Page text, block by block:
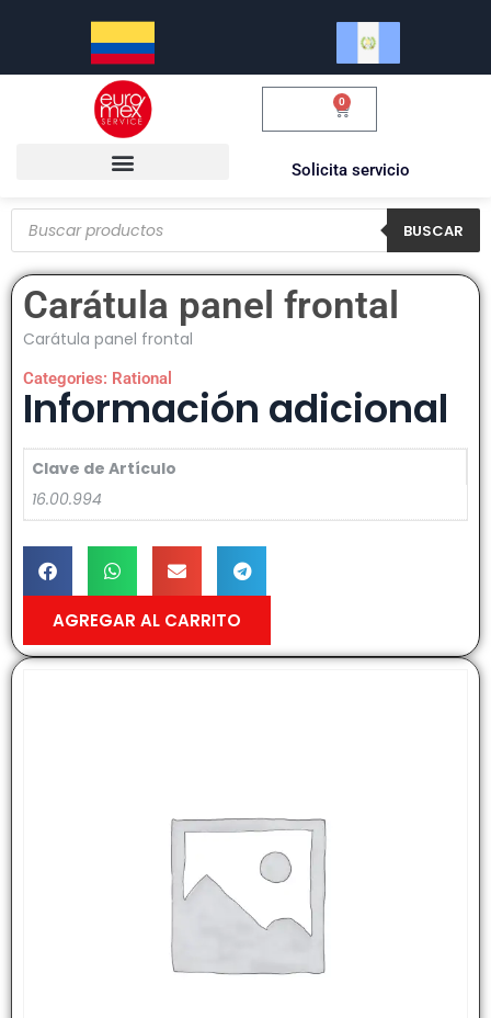
0
Solicita servicio
BUSCAR
Carátula panel frontal
Carátula panel frontal
Categories: Rational
Información adicional
Clave de Artículo
16.00.994
AGREGAR AL CARRITO